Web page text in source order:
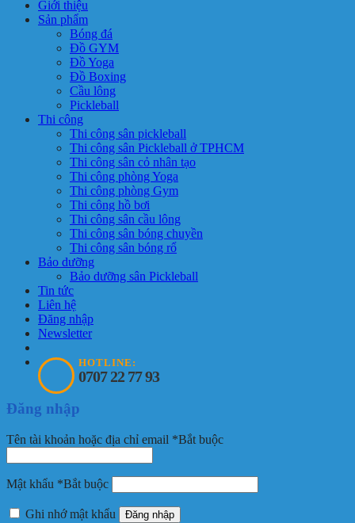
Giới thiệu
Sản phẩm
Bóng đá
Đồ GYM
Đồ Yoga
Đồ Boxing
Cầu lông
Pickleball
Thi công
Thi công sân pickleball
Thi công sân Pickleball ở TPHCM
Thi công sân cỏ nhân tạo
Thi công phòng Yoga
Thi công phòng Gym
Thi công hồ bơi
Thi công sân cầu lông
Thi công sân bóng chuyền
Thi công sân bóng rổ
Bảo dưỡng
Bảo dưỡng sân Pickleball
Tin tức
Liên hệ
Đăng nhập
Newsletter
HOTLINE:
0707 22 77 93
Đăng nhập
Tên tài khoản hoặc địa chỉ email *Bắt buộc
Mật khẩu *Bắt buộc
Ghi nhớ mật khẩu Đăng nhập